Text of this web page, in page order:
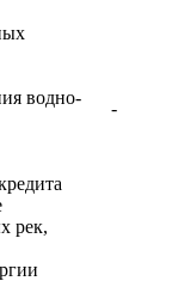
водно-
-
рек,